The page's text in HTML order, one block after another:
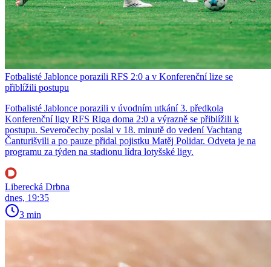
Fotbalisté Jablonce porazili RFS 2:0 a v Konferenční lize se
přiblížili postupu
Fotbalisté Jablonce porazili v úvodním utkání 3. předkola
Konferenční ligy RFS Riga doma 2:0 a výrazně se přiblížili k
postupu. Severočechy poslal v 18. minutě do vedení Vachtang
Čanturišvili a po pauze přidal pojistku Matěj Polidar. Odveta je na
programu za týden na stadionu lídra lotyšské ligy.
Liberecká Drbna
dnes, 19:35
3 min